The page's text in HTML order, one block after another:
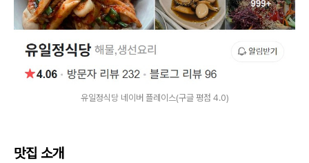
유일정식당 네이버 플레이스(구글 평점 4.0)
맛집 소개